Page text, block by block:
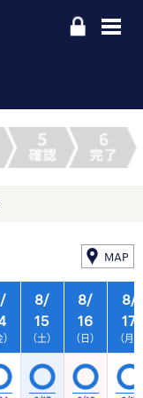
MAP
）
8/
15
（土）
8/
16
（日）
8/
17
（月）